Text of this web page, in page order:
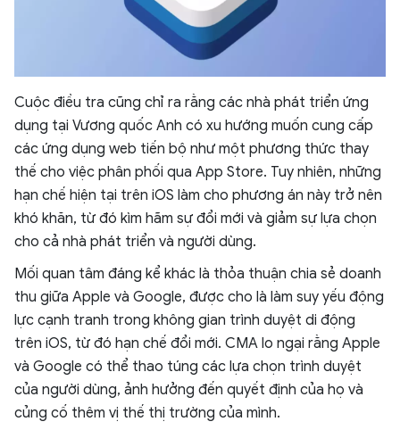
Cuộc điều tra cũng chỉ ra rằng các nhà phát triển ứng
dụng tại Vương quốc Anh có xu hướng muốn cung cấp
các ứng dụng web tiến bộ như một phương thức thay
thế cho việc phân phối qua App Store. Tuy nhiên, những
hạn chế hiện tại trên iOS làm cho phương án này trở nên
khó khăn, từ đó kìm hãm sự đổi mới và giảm sự lựa chọn
cho cả nhà phát triển và người dùng.
Mối quan tâm đáng kể khác là thỏa thuận chia sẻ doanh
thu giữa Apple và Google, được cho là làm suy yếu động
lực cạnh tranh trong không gian trình duyệt di động
trên iOS, từ đó hạn chế đổi mới. CMA lo ngại rằng Apple
và Google có thể thao túng các lựa chọn trình duyệt
của người dùng, ảnh hưởng đến quyết định của họ và
củng cố thêm vị thế thị trường của mình.